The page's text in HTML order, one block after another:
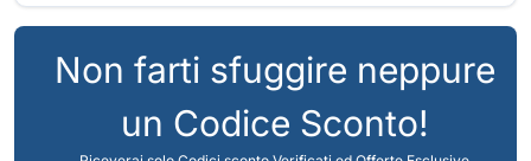
Non farti sfuggire neppure
un Codice Sconto!